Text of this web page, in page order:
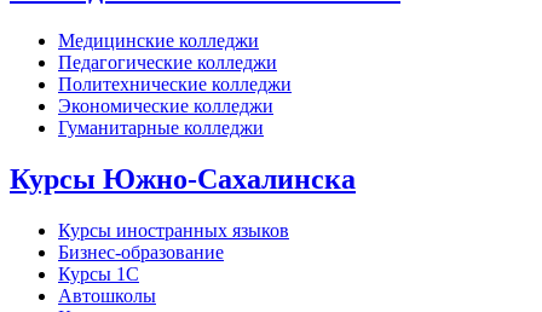
Медицинские колледжи
Педагогические колледжи
Политехнические колледжи
Экономические колледжи
Гуманитарные колледжи
Курсы Южно-Сахалинска
Курсы иностранных языков
Бизнес-образование
Курсы 1С
Автошколы